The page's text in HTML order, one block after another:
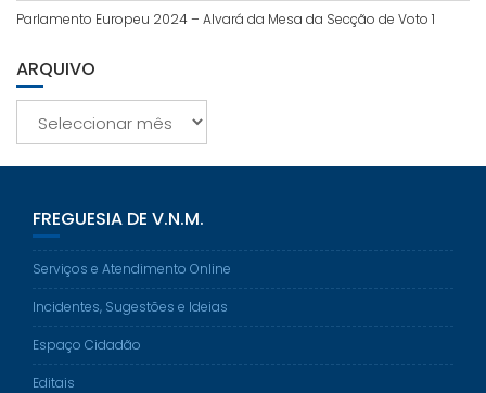
Parlamento Europeu 2024 – Alvará da Mesa da Secção de Voto 1
ARQUIVO
FREGUESIA DE V.N.M.
Serviços e Atendimento Online
Incidentes, Sugestões e Ideias
Espaço Cidadão
Editais